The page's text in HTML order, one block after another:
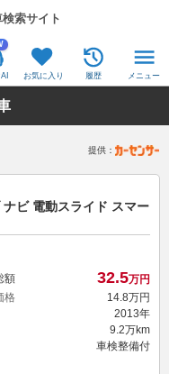
索サイト
お気に入り 履歴 メニュー
提供：
ビ 電動スライド スマー
額 32.5万円
格
14.8万円
2013年
9.2万km
車検整備付